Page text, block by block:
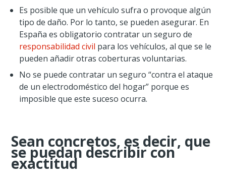
Es posible que un vehículo sufra o provoque algún
tipo de daño. Por lo tanto, se pueden asegurar. En
España es obligatorio contratar un seguro de
responsabilidad civil para los vehículos, al que se le
pueden añadir otras coberturas voluntarias.
No se puede contratar un seguro “contra el ataque
de un electrodoméstico del hogar” porque es
imposible que este suceso ocurra.
Sean concretos, es decir, que
se puedan describir con
exactitud